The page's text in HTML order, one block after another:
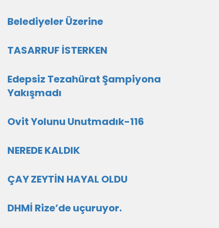
Belediyeler Üzerine
TASARRUF İSTERKEN
Edepsiz Tezahürat Şampiyona
Yakışmadı
Ovit Yolunu Unutmadık-116
NEREDE KALDIK
ÇAY ZEYTİN HAYAL OLDU
DHMİ Rize’de uçuruyor.